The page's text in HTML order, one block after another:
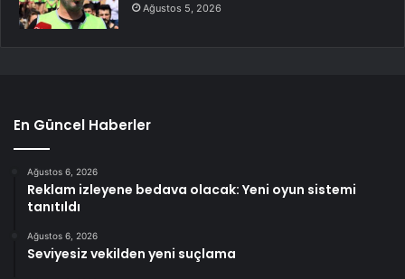
Ağustos 5, 2026
En Güncel Haberler
Ağustos 6, 2026
Reklam izleyene bedava olacak: Yeni oyun sistemi
tanıtıldı
Ağustos 6, 2026
Seviyesiz vekilden yeni suçlama